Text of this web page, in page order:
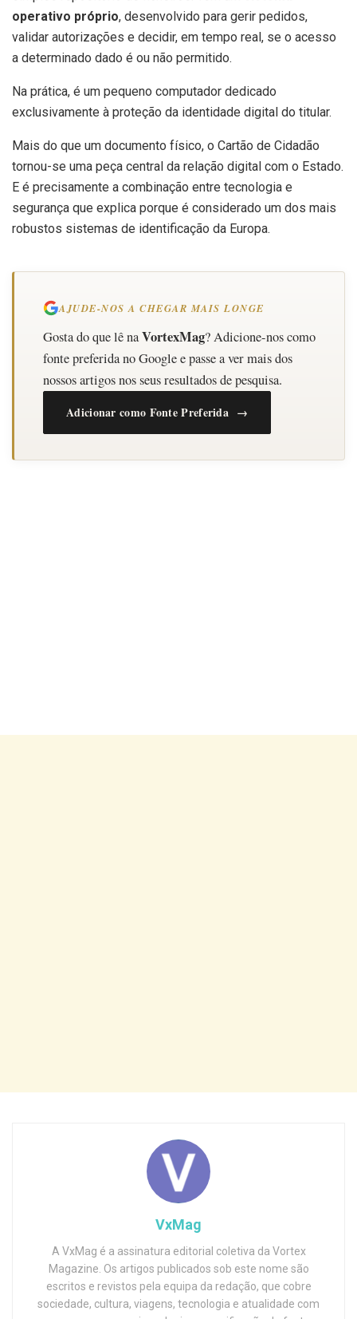
operativo próprio, desenvolvido para gerir pedidos,
validar autorizações e decidir, em tempo real, se o acesso
a determinado dado é ou não permitido.
Na prática, é um pequeno computador dedicado
exclusivamente à proteção da identidade digital do titular.
Mais do que um documento físico, o Cartão de Cidadão
tornou-se uma peça central da relação digital com o Estado.
E é precisamente a combinação entre tecnologia e
segurança que explica porque é considerado um dos mais
robustos sistemas de identificação da Europa.
AJUDE-NOS A CHEGAR MAIS LONGE
Gosta do que lê naVortexMag? Adicione-nos como
fonte preferida no Google e passe a ver mais dos
nossos artigos nos seus resultados de pesquisa.
Adicionar como Fonte Preferida →
VxMag
A VxMag é a assinatura editorial coletiva da Vortex
Magazine. Os artigos publicados sob este nome são
escritos e revistos pela equipa da redação, que cobre
sociedade, cultura, viagens, tecnologia e atualidade com